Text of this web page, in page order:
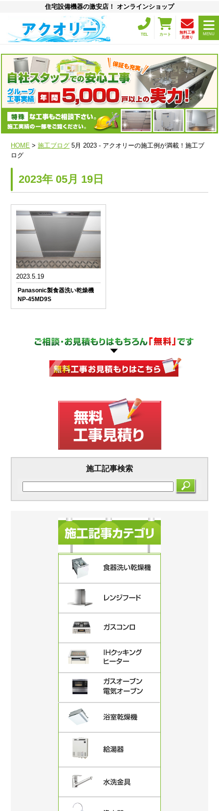
住宅設備機器の激安店！ オンラインショップ
TEL カート
無料工事
見積り
MENU
HOME >施工ブログ 5月 2023 - アクオリーの施工例が満載！施工ブ
ログ
2023年 05月 19日
2023.5.19
Panasonic製食器洗い乾燥機
NP-45MD9S
施工記事検索